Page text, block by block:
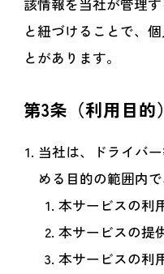
該情報を当社が管理
と紐づけることで、
とがあります。
第3条（利用目的）
当社は、ドライバ
める目的の範囲内
本サービスの利
本サービスの提
本サービスの利